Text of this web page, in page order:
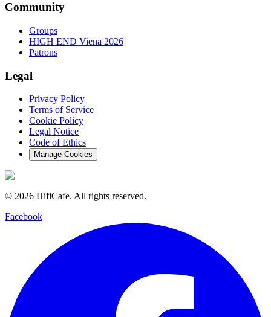
Community
Groups
HIGH END Viena 2026
Patrons
Legal
Privacy Policy
Terms of Service
Cookie Policy
Legal Notice
Code of Ethics
Manage Cookies
© 2026 HifiCafe. All rights reserved.
Facebook